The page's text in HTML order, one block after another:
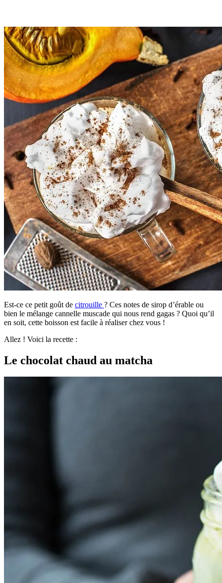
Est-ce ce petit goût de citrouille ? Ces notes de sirop d’érable ou
bien le mélange cannelle muscade qui nous rend gagas ? Quoi qu’il
en soit, cette boisson est facile à réaliser chez vous !
Allez ! Voici la recette :
Le chocolat chaud au matcha